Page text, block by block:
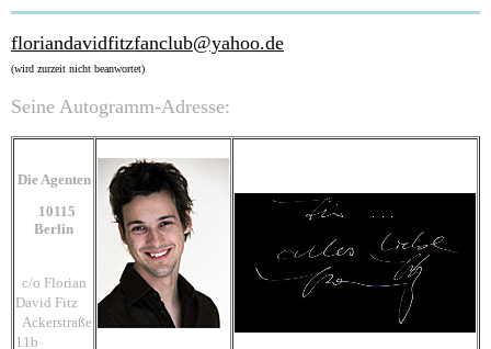
floriandavidfitzfanclub@yahoo.de
(wird zurzeit nicht beanwortet)
Seine Autogramm-Adresse:
Die Agenten
10115
Berlin
c/o Florian
David Fitz
Ackerstraße
11b